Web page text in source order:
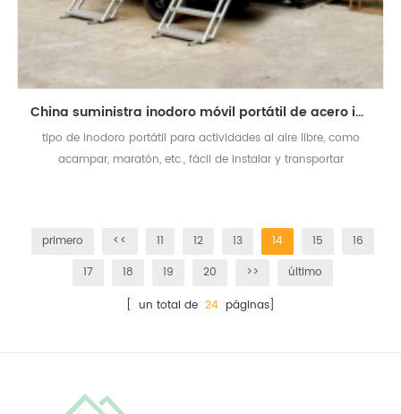
China suministra inodoro móvil portátil de acero inoxidable para exteriores
tipo de inodoro portátil para actividades al aire libre, como
acampar, maratón, etc., fácil de instalar y transportar
primero << 11 12 13 14 15
16
17
18 19 20 >>
último
[ un total de 24 páginas]